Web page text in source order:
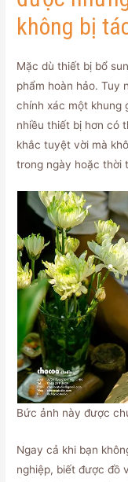
không bị
Mặc dù thiết bị bổ
phẩm hoàn hảo. Tuy
chính xác một khung
nhiều thiết bị hơn có
khắc tuyệt vời mà
trong ngày hoặc thời
Bức ảnh này được
Ngay cả khi bạn
nghiệp, biết được đồ